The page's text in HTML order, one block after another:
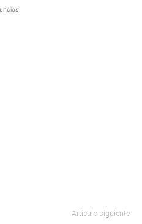
Artículo siguiente